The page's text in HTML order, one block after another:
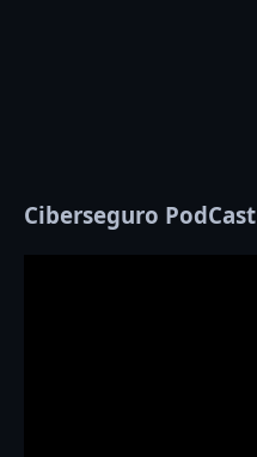
Ciberseguro PodCast